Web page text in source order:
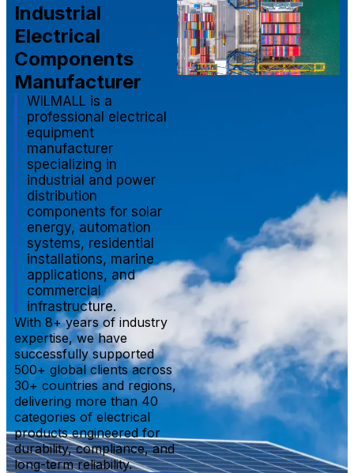
Industrial
Electrical
Components
Manufacturer
WILMALL is a
professional electrical
equipment
manufacturer
specializing in
industrial and power
distribution
components for solar
energy, automation
systems, residential
installations, marine
applications, and
commercial
infrastructure.
With 8+ years of industry
expertise, we have
successfully supported
500+ global clients across
30+ countries and regions,
delivering more than 40
categories of electrical
products engineered for
durability, compliance, and
long-term reliability.